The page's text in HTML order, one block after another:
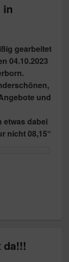
in
gearbeitet
04.10.2023
und
etwas dabei
nicht 08,15“
da!!!